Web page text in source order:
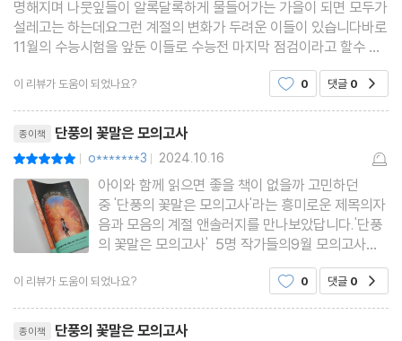
명해지며 나뭇잎들이 알록달록하게 물들어가는 가을이 되면 모두가
설레고는 하는데요그런 계절의 변화가 두려운 이들이 있습니다바로
11월의 수능시험을 앞둔 이들로 수능전 마지막 점검이라고 할수 있
는 9월의 모의고사로 시작되는 가을이기에 긴장감과 압박감 그리고
후회와 허탈감 때로는 공포까지도 느끼게 됩니다이
이 리뷰가 도움이 되었나요? 0 댓글 0
종이책 단풍의 꽃말은 모의고사
| o*******3 | 2024.10.16
아이와 함께 읽으면 좋을 책이 없을까 고민하던
중 '단풍의 꽃말은 모의고사'라는 흥미로운 제목의자
음과 모음의 계절 앤솔러지를 만나보았답니다.'단풍
의 꽃말은 모의고사' 5명 작가들의9월 모의고사를
주제로 재미있는 단편을 담았답니다.벚꽃의 꽃말은
중간고사라고 하던데단풍의 꽃말은 모의고사라니 책
제목이 재미있네요.9월 모의고사는 고3에게 수능 전
중요한 시험이지요.입시경
이 리뷰가 도움이 되었나요? 0 댓글 0
종이책 단풍의 꽃말은 모의고사